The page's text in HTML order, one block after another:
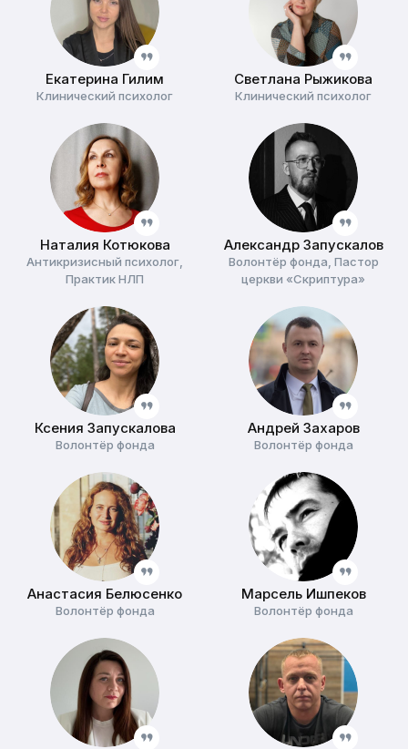
Екатерина Гилим
Клинический психолог
Светлана Рыжикова
Клинический психолог
Наталия Котюкова
Антикризисный психолог,
Практик НЛП
Александр Запускалов
Волонтёр фонда, Пастор
церкви «Скриптура»
Ксения Запускалова
Волонтёр фонда
Андрей Захаров
Волонтёр фонда
Анастасия Белюсенко
Волонтёр фонда
Марсель Ишпеков
Волонтёр фонда